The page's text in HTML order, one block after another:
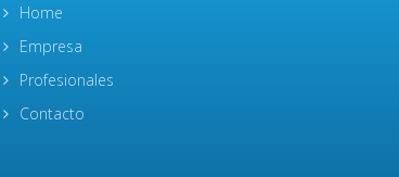
Home
Empresa
Profesionales
Contacto